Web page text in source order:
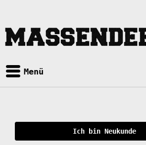
Menü
Ich bin Neukunde